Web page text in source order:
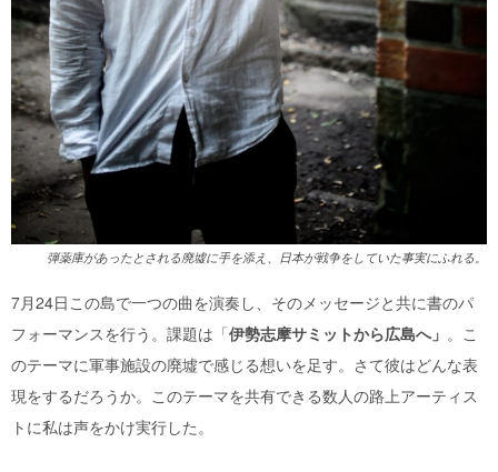
弾薬庫があったとされる廃墟に手を添え、日本が戦争をしていた事実にふれる。
7月24日この島で一つの曲を演奏し、そのメッセージと共に書のパ
フォーマンスを行う。課題は「伊勢志摩サミットから広島へ」 。こ
のテーマに軍事施設の廃墟で感じる想いを足す。さて彼はどんな表
現をするだろうか。このテーマを共有できる数人の路上アーティス
トに私は声をかけ実行した。